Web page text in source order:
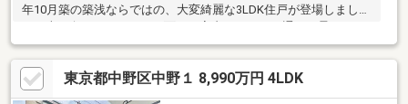
年10月築の築浅ならではの、大変綺麗な3LDK住戸が登場しまし
光が差し込む心地よい空間です♪水回り（キッチン・浴室）に窓が
あるため通風が良く、湿気がこもりにくい仕様。食洗機やモニタ
ー付きインターホンなど、現代の暮らしに欲しい先進設備が揃っ
ています！人気の駅近×築浅エリアのため、お早めのご見学をおす
東京都中野区中野１ 8,990万円 4LDK